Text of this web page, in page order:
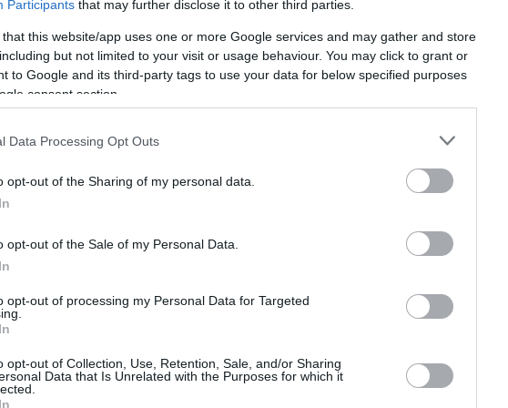
Participants that may further disclose it to other third parties.
that this website/app uses one or more Google services and may gather and store
but not limited to your visit or usage behaviour. You may click to grant or
to Google and its third-party tags to use your data for below specified purposes
consent section.
Data Processing Opt Outs
opt-out of the Sharing of my personal data.
opt-out of the Sale of my Personal Data.
opt-out of processing my Personal Data for Targeted
opt-out of Collection, Use, Retention, Sale, and/or Sharing
Data that Is Unrelated with the Purposes for which it
πριν το τζάμπολ.
, οι Πειραιώτες θα είναι πρωταθλητές με
, τότε η σειρά θα πάει στο 2-2 και θα
Τελικό στο ΟΑΚΑ (Τετάρτη, 11/6, 21:00).
καλή διάθεση η ΕΟΚ με το
ο Παπαπέτρου;”
Δημήτρης Γιαννακόπουλος,
της διαιτητικής τριάδας για το Game 4
Παπαπέτρου, ίσα-ίσα και σε προηγούμενη
από τους πιο αξιόπιστους διαιτητές, αλλά